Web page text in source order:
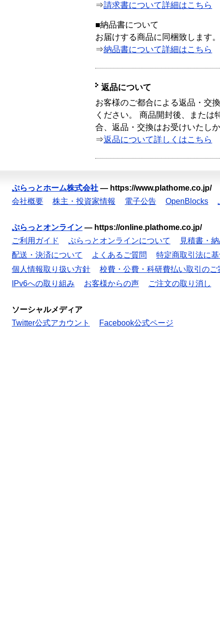
⇒請求書について詳細はこちら
■納品書について
お届けする商品に同梱致します。
⇒納品書について詳細はこちら
返品について
お客様のご都合による返品・交
ください。 商品開封後、または
合、返品・交換はお受けいたし
⇒返品について詳しくはこちら
ぷらっとホーム株式会社 — https://www.plathome.co.jp/
会社概要
株主・投資家情報 電子公告 OpenBlocks
ぷらっとオンライン — https://online.plathome.co.jp/
ご利用ガイド
ぷらっとオンラインについて
見積書・
配送・決済について
よくあるご質問
特定商取引法に
個人情報取り扱い方針
校費・公費・科研費払い取引のご
IPv6への取り組み
お客様からの声 ご注文の取り消し
ソーシャルメディア
Twitter公式アカウント
Facebook公式ページ